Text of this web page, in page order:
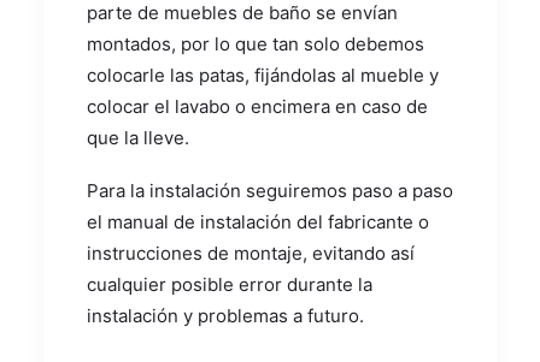
parte de muebles de baño se envían
montados, por lo que tan solo debemos
colocarle las patas, fijándolas al mueble y
colocar el lavabo o encimera en caso de
que la lleve.
Para la instalación seguiremos paso a paso
el manual de instalación del fabricante o
instrucciones de montaje, evitando así
cualquier posible error durante la
instalación y problemas a futuro.